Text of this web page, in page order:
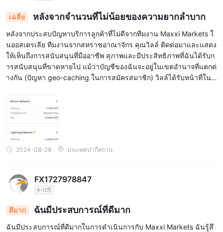
เฉลี่ย หลังจากจำนวนที่ไม่น้อยของความยากลำบาก
หลังจากประสบปัญหาบริการลูกค้าที่ไม่ดีจากทีมงาน Maxxi Markets ใ
นออสเตรเลีย ทีมงานจากสหราชอาณาจักร คุณวิลล์ ติดต่อมาและแสดง
ให้เห็นถึงการสนับสนุนที่มืออาชีพ สุภาพและมีประสิทธิภาพที่ฉันได้รับก
ารสนับสนุนที่ขาดหายไป แม้ว่าบัญชีของฉันจะอยู่ในเขตอำนาจที่แตกต่
างกัน (ปัญหา geo-caching ในการสมัครสมาชิก) วิลล์ได้รับหน้าที่ในก
ตรงไปตรงมา เราได้มาถึงจุดที่เห็นด้วยกัน
2024-08-28 ประเทศปากีสถาน
FX1727978847
6-10ปี
ดีมาก ฉันมีประสบการณ์ที่ดีมาก
ฉันมีประสบการณ์ที่ดีมากในการดำเนินการกับ Maxxi Markets ฉันรู้สึ